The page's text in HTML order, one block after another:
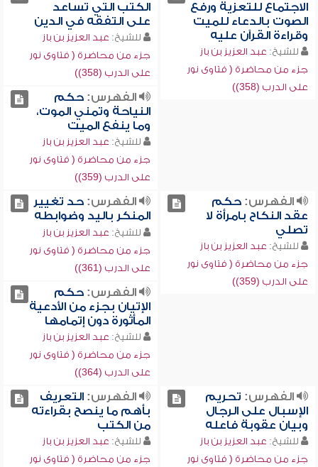
الاجتماع للتعزية ورفع
الصوت بالدعاء للميت
وقراءة القرآن عليه
للشيخ: عبد العزيز بن باز
جزء من محاضرة ( فتاوى نور
على الدرب (358))
الكتب التي تساعد
على التفقه في الدين
للشيخ: عبد العزيز بن باز
جزء من محاضرة ( فتاوى نور
على الدرب (358))
الفهرس:حكم
النياحة وتمني الموت،
وما ينفع الميت
للشيخ: عبد العزيز بن باز
جزء من محاضرة ( فتاوى نور
على الدرب (359))
الفهرس:حكم
عقد النكاح بامرأة لا
تصلي
للشيخ: عبد العزيز بن باز
جزء من محاضرة ( فتاوى نور
على الدرب (359))
الفهرس:حد تغيير
المنكر باليد وضوابطه
للشيخ: عبد العزيز بن باز
جزء من محاضرة ( فتاوى نور
على الدرب (361))
الفهرس:حكم
الإتيان بجزء من الأدعية
المأثورة دون إتمامها
للشيخ: عبد العزيز بن باز
جزء من محاضرة ( فتاوى نور
على الدرب (364))
الفهرس: تحريم
الإسبال على الرجال
وبيان عقوبة فاعله
للشيخ: عبد العزيز بن باز
جزء من محاضرة ( فتاوى نور
الفهرس:التعريف
بأهم ما ينصح بقراءته
من الكتب
للشيخ: عبد العزيز بن باز
جزء من محاضرة ( فتاوى نور